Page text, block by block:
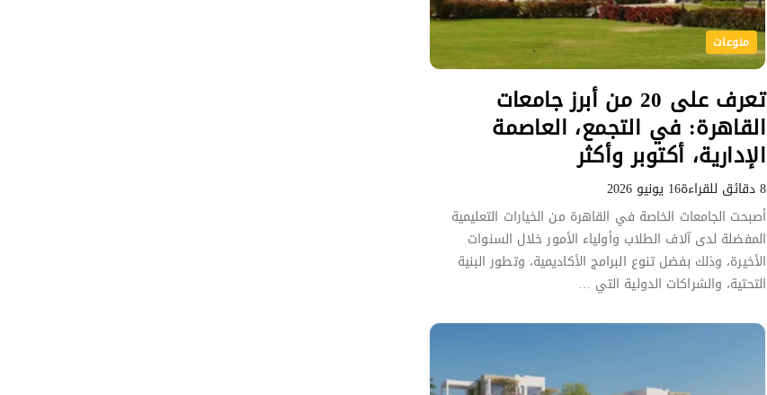
منوعات
تعرف على 20 من أبرز جامعات
القاهرة: في التجمع، العاصمة
الإدارية، أكتوبر وأكثر
8 دقائق للقراءة
16 يونيو 2026
أصبحت الجامعات الخاصة في القاهرة من الخيارات التعليمية
المفضلة لدى آلاف الطلاب وأولياء الأمور خلال السنوات
الأخيرة، وذلك بفضل تنوع البرامج الأكاديمية، وتطور البنية
التحتية، والشراكات الدولية التي …